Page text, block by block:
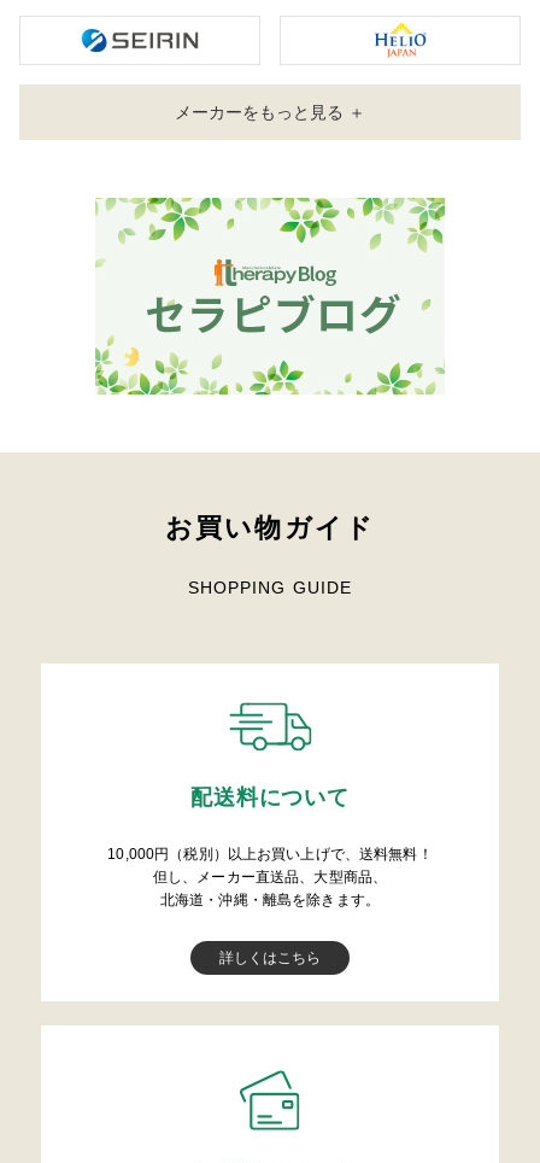
メーカーをもっと見る ＋
お買い物ガイド
SHOPPING GUIDE
配送料について
10,000円（税別）以上お買い上げで、送料無料！
但し、メーカー直送品、大型商品、
北海道・沖縄・離島を除きます。
詳しくはこちら